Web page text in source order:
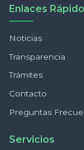
Enlaces
Noticias
Transparencia
Trámites
Contacto
Preguntas
Servicios